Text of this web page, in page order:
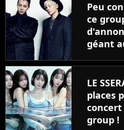
Peu
ce
géant
LE
places
concert
group !